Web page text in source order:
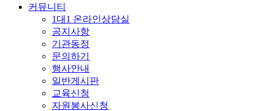
커뮤니티
1대1 온라인상담실
공지사항
기관동정
문의하기
행사안내
일반게시판
교육신청
자원봉사신청